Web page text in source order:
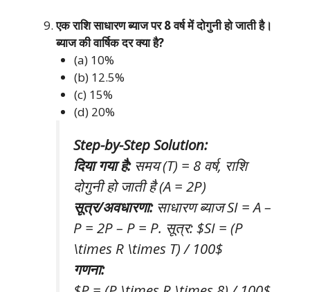
एक राशि साधारण ब्याज पर 8 वर्ष में दोगुनी हो जाती है।
ब्याज की वार्षिक दर क्या है?
(a) 10%
(b) 12.5%
(c) 15%
(d) 20%
Step-by-Step Solution:
दिया गया है:समय (T) = 8 वर्ष, राशि
दोगुनी हो जाती है (A = 2P)
सूत्र/अवधारणा:साधारण ब्याज SI = A –
P = 2P – P = P. सूत्र: $SI = (P
\times R \times T) / 100$
गणना: